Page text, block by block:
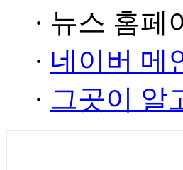
· 뉴스 홈페
· 네이버 메
· 그곳이 알